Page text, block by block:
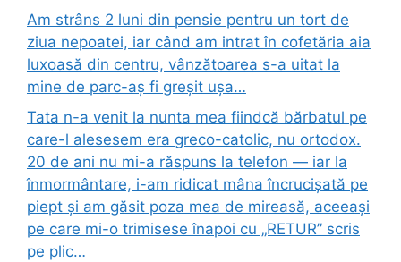
Am strâns 2 luni din pensie pentru un tort de
ziua nepoatei, iar când am intrat în cofetăria aia
luxoasă din centru, vânzătoarea s-a uitat la
mine de parc-aș fi greșit ușa…
Tata n-a venit la nunta mea fiindcă bărbatul pe
care-l alesesem era greco-catolic, nu ortodox.
20 de ani nu mi-a răspuns la telefon — iar la
înmormântare, i-am ridicat mâna încrucișată pe
piept și am găsit poza mea de mireasă, aceeași
pe care mi-o trimisese înapoi cu „RETUR” scris
pe plic…